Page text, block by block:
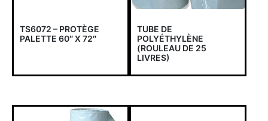
TS6072 – PROTÈGE
PALETTE 60″ X 72″
TUBE DE
POLYÉTHYLÈNE
(ROULEAU DE 25
LIVRES)